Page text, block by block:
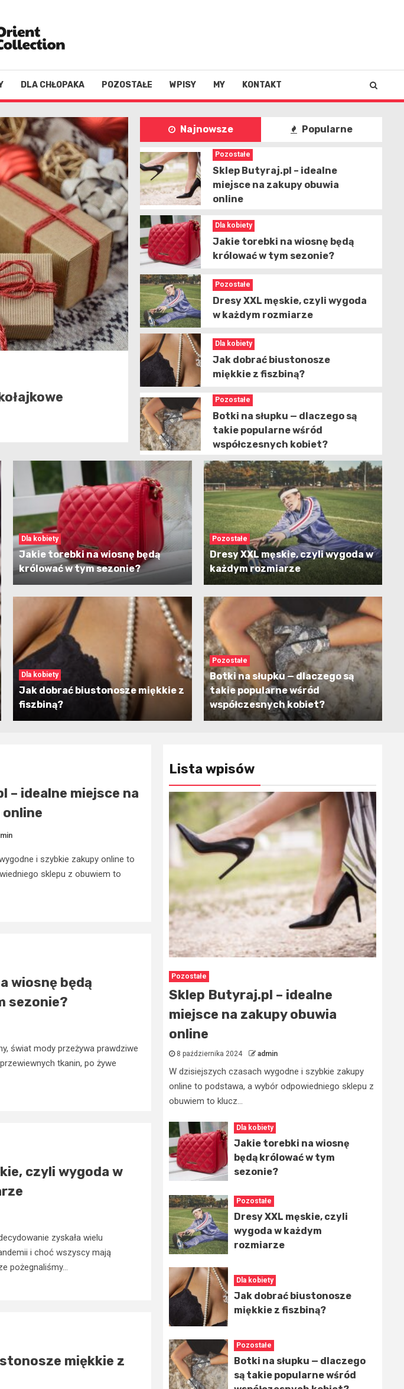
DLA CHŁOPAKA POZOSTAŁE WPISY MY KONTAKT
Najnowsze Popularne
Pozostałe
Sklep Butyraj.pl – idealne
miejsce na zakupy obuwia
online
Dla kobiety
Jakie torebki na wiosnę będą
królować w tym sezonie?
Pozostałe
Dresy XXL męskie, czyli wygoda
w każdym rozmiarze
Dla kobiety
Jak dobrać biustonosze
miękkie z fiszbiną?
Pozostałe
Botki na słupku — dlaczego są
takie popularne wśród
współczesnych kobiet?
Dla kobiety
Jakie torebki na wiosnę będą
królować w tym sezonie?
Pozostałe
Dresy XXL męskie, czyli wygoda w
każdym rozmiarze
Dla kobiety
Jak dobrać biustonosze miękkie z
fiszbiną?
Pozostałe
Botki na słupku — dlaczego są
takie popularne wśród
współczesnych kobiet?
– idealne miejsce na
i szybkie zakupy online to
sklepu z obuwiem to
wiosnę będą
sezonie?
świat mody przeżywa prawdziwe
tkanin, po żywe
czyli wygoda w
zyskała wielu
i choć wszyscy mają
pożegnaliśmy...
miękkie z
Lista wpisów
Pozostałe
Sklep Butyraj.pl – idealne
miejsce na zakupy obuwia
online
8 października 2024 admin
W dzisiejszych czasach wygodne i szybkie zakupy
online to podstawa, a wybór odpowiedniego sklepu z
obuwiem to klucz...
Dla kobiety
Jakie torebki na wiosnę
będą królować w tym
sezonie?
Pozostałe
Dresy XXL męskie, czyli
wygoda w każdym
rozmiarze
Dla kobiety
Jak dobrać biustonosze
miękkie z fiszbiną?
Pozostałe
Botki na słupku — dlaczego
są takie popularne wśród